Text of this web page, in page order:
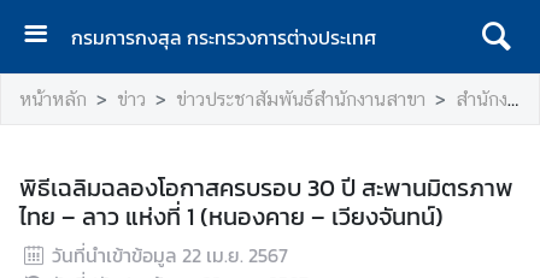
กรมการกงสุล กระทรวงการต่างประเทศ
ห
น้
ร
ก
หน้าหลัก ข่าว ข่าวประชาสัมพันธ์สำนักงานสาขา สำนักงานหนังสือเดินทางชั่วคราว อุดรธานี
พิธีเฉลิมฉลองโอกาสครบรอบ 30 ปี สะพานมิตรภาพ
ไทย – ลาว แห่งที่ 1 (หนองคาย – เวียงจันทน์)
วันที่นำเข้าข้อมูล 22 เม.ย. 2567